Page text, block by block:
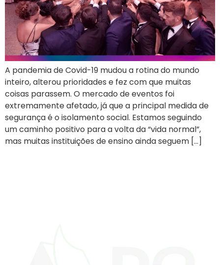
A pandemia de Covid-19 mudou a rotina do mundo
inteiro, alterou prioridades e fez com que muitas
coisas parassem. O mercado de eventos foi
extremamente afetado, já que a principal medida de
segurança é o isolamento social. Estamos seguindo
um caminho positivo para a volta da “vida normal”,
mas muitas instituições de ensino ainda seguem […]